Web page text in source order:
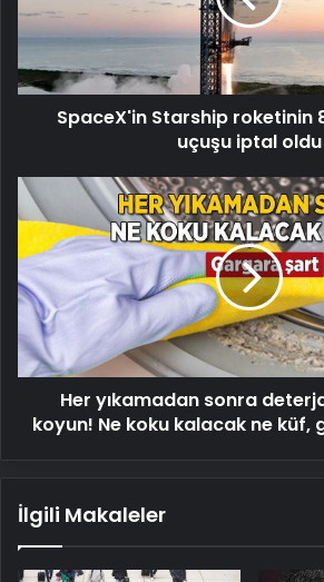
uçuşu
iptal
oldu
SpaceX'in Starship roketinin
uçuşu iptal oldu
Her
yıkamadan
sonra
deterjan
bölmesine
koyun!
koku
kalacak
küf,
Her yıkamadan sonra
koyun! Ne koku kalacak ne küf,
İlgili Makaleler